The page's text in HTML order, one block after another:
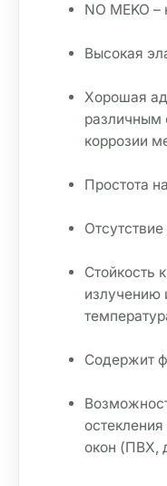
NO MEKO
Высокая
Хорошая
различным
коррозии
Простота
Отсутствие
Стойкость
излучению
Содержит
окон (ПВХ,